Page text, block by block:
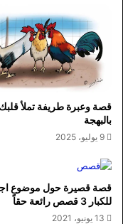
قصة وعبرة طريفة تملأ قلبك
بالبهجة
9 يوليو، 2025
قصة قصيرة حول موضوع
للكبار 3 قصص رائعة حقاً
13 يونيو، 2021